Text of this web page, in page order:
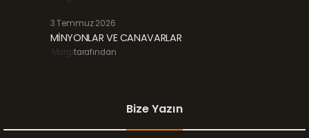
3 Temmuz 2026
MİNYONLAR VE CANAVARLAR
Margitarafından
Bize Yazın